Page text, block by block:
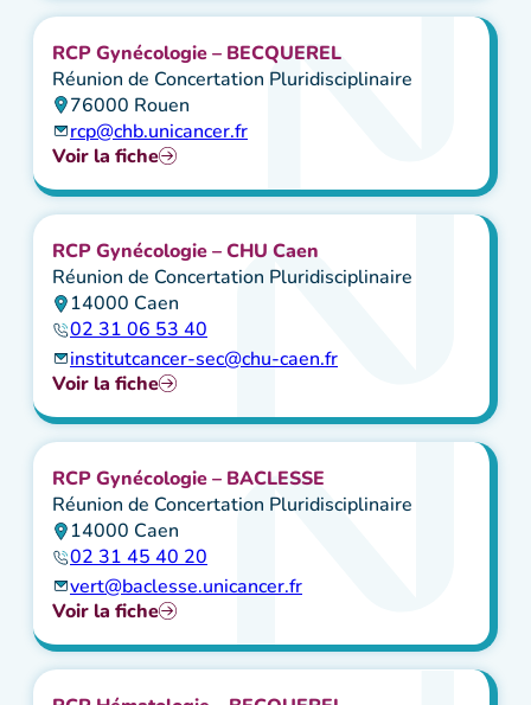
Type du contact
Réunion de Concertation Pluridisciplinaire (RCP)
Spécialités RCP
Dermatologie
Endocrinologie
Gynécologie
Hématologie
Os – tissus mous
Pédiatrie
Pneumologie
Sénologie
Urologie
Voies AéroDigestives Supérieures
Autres spécialités
Modalité de RCP
Jour RCP
Fréquence RCP
Réinitialiser
RCP Gynécologie – BECQUEREL
Réunion de Concertation Pluridisciplinaire
76000 Rouen
rcp@chb.unicancer.fr
Voir la fiche
RCP Gynécologie – CHU Caen
Réunion de Concertation Pluridisciplinaire
14000 Caen
02 31 06 53 40
institutcancer-sec@chu-caen.fr
Voir la fiche
RCP Gynécologie – BACLESSE
Réunion de Concertation Pluridisciplinaire
14000 Caen
02 31 45 40 20
vert@baclesse.unicancer.fr
Voir la fiche